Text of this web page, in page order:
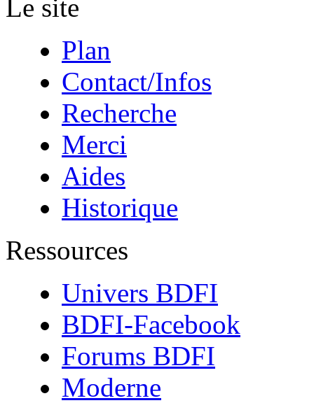
Le site
Plan
Contact/Infos
Recherche
Merci
Aides
Historique
Ressources
Univers BDFI
BDFI-Facebook
Forums BDFI
Moderne